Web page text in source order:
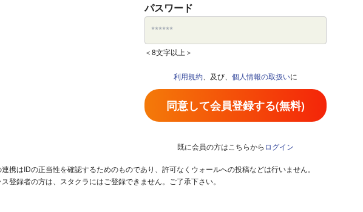
パスワード
＜8文字以上＞
利用規約 、及び、 個人情報の取扱いに
同意して会員登録する(無料)
既に会員の方はこちらから ログイン
携はIDの正当性を確認するためのものであり、許可なくウォールへの投稿などは行いません。
登録者の方は、スタクラにはご登録できません。ご了承下さい。